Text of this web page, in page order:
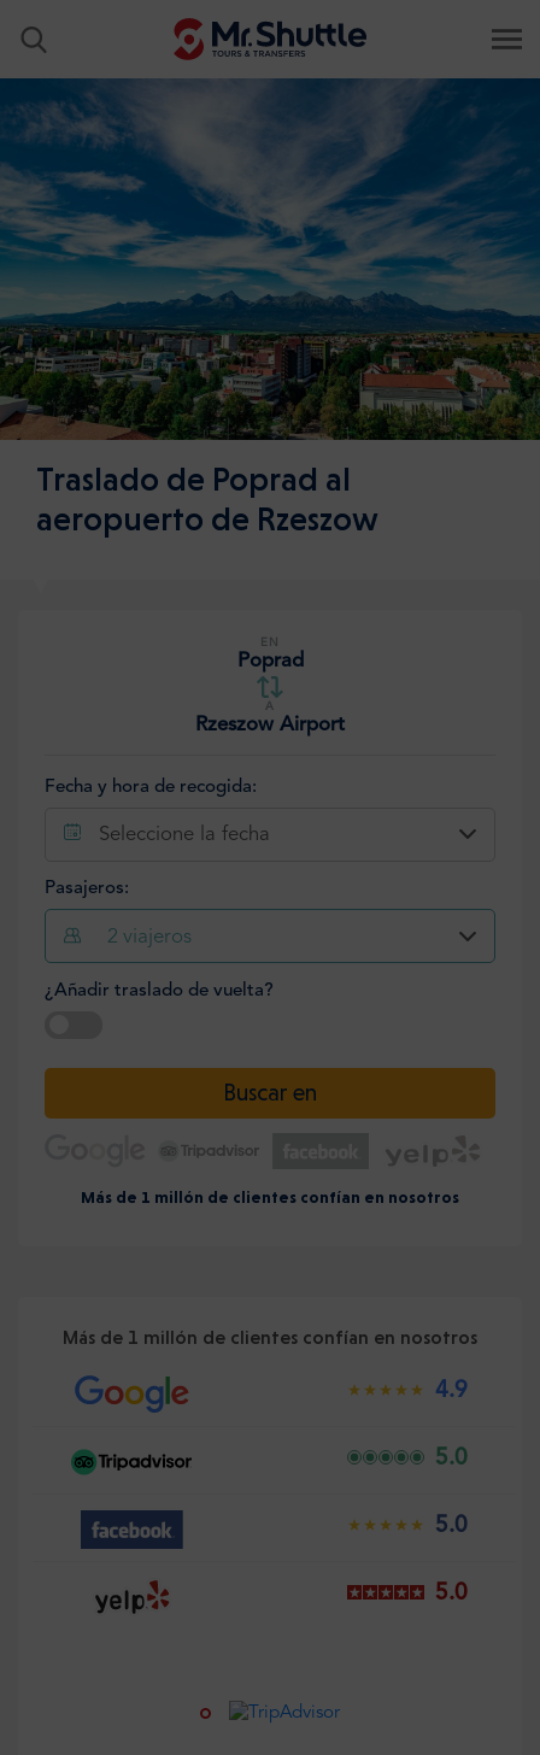
Traslado de Poprad al
aeropuerto de Rzeszow
EN
Poprad
A
Rzeszow Airport
Fecha y hora de recogida:
Seleccione la fecha
Pasajeros:
2 viajeros
¿Añadir traslado de vuelta?
Buscar en
Más de 1 millón de clientes confían en nosotros
Más de 1 millón de clientes confían en nosotros
4.9
5.0
5.0
5.0